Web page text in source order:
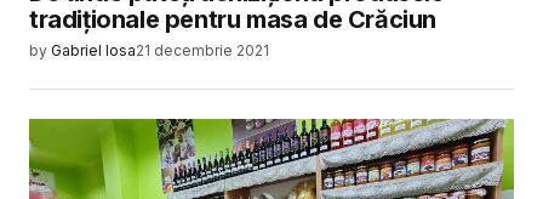
tradiționale pentru masa de Crăciun
by Gabriel Iosa21 decembrie 2021